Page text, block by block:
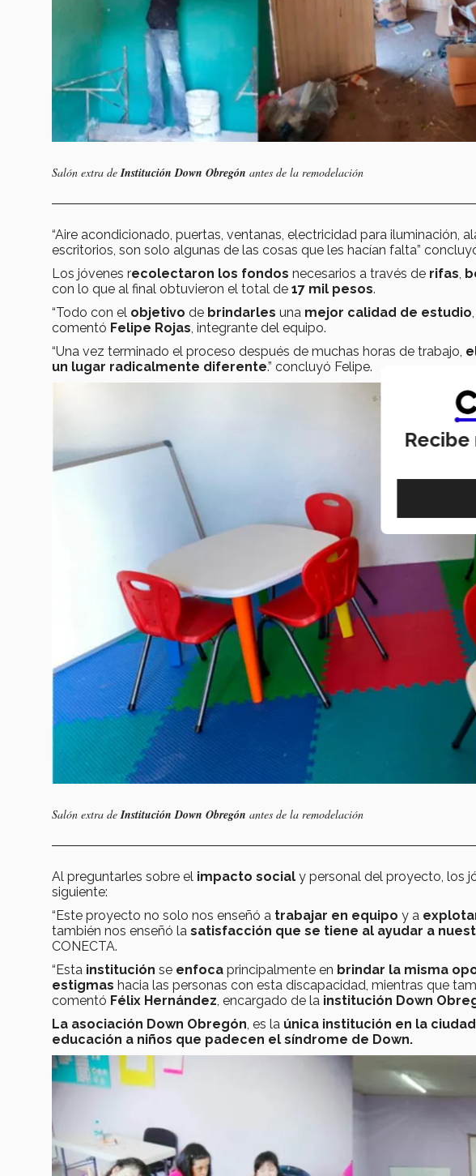
Salón extra deInstitución Down Obregón antes de la remodelación
“Aire acondicionado, puertas, ventanas, electricidad para iluminación,
escritorios, son solo algunas de las cosas que les hacían falta”
Los jóvenes recolectaron los fondos necesarios a través de rifas,
con lo que al final obtuvieron el total de 17 mil pesos.
“Todo con el objetivo de brindarles una mejor calidad de estudio
comentó Felipe Rojas, integrante del equipo.
“Una vez terminado el proceso después de muchas horas de trabajo,
un lugar radicalmente diferente.” concluyó Felipe.
Salón extra deInstitución Down Obregón antes de la remodelación
Al preguntarles sobre el impacto social y personal del proyecto, los
siguiente:
“Este proyecto no solo nos enseñó a trabajar en equipo y a
también nos enseñó la satisfacción que se tiene al ayudar a
CONECTA.
“Esta institución se enfoca principalmente en brindar la misma
estigmas hacia las personas con esta discapacidad, mientras que
comentó Félix Hernández, encargado de la institución Down
La asociación Down Obregón, es la única institución en la ciudad
educación a niños que padecen el síndrome de Down.